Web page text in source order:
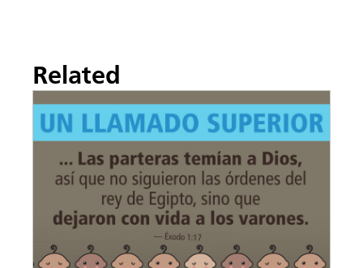
Related